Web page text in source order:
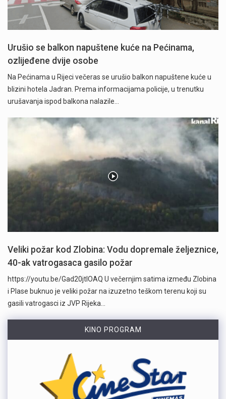
Urušio se balkon napuštene kuće na Pećinama,
ozlijeđene dvije osobe
Na Pećinama u Rijeci večeras se urušio balkon napuštene kuće u
blizini hotela Jadran. Prema informacijama policije, u trenutku
urušavanja ispod balkona nalazile…
Veliki požar kod Zlobina: Vodu dopremale željeznice,
40-ak vatrogasaca gasilo požar
https://youtu.be/Gad20jtIOAQ U večernjim satima između Zlobina
i Plase buknuo je veliki požar na izuzetno teškom terenu koji su
gasili vatrogasci iz JVP Rijeka…
KINO PROGRAM